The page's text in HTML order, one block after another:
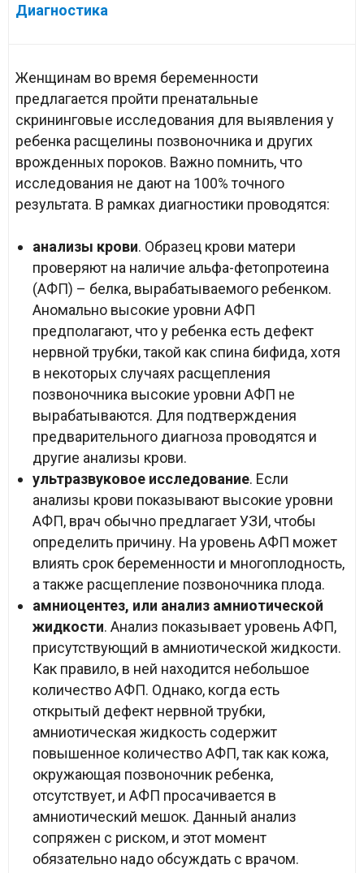
Диагностика
Женщинам во время беременности
предлагается пройти пренатальные
скрининговые исследования для выявления у
ребенка расщелины позвоночника и других
врожденных пороков. Важно помнить, что
исследования не дают на 100% точного
результата. В рамках диагностики проводятся:
анализы крови. Образец крови матери
проверяют на наличие альфа-фетопротеина
(АФП) – белка, вырабатываемого ребенком.
Аномально высокие уровни АФП
предполагают, что у ребенка есть дефект
нервной трубки, такой как спина бифида, хотя
в некоторых случаях расщепления
позвоночника высокие уровни АФП не
вырабатываются. Для подтверждения
предварительного диагноза проводятся и
другие анализы крови.
ультразвуковое исследование. Если
анализы крови показывают высокие уровни
АФП, врач обычно предлагает УЗИ, чтобы
определить причину. На уровень АФП может
влиять срок беременности и многоплодность,
а также расщепление позвоночника плода.
амниоцентез, или анализ амниотической
жидкости. Анализ показывает уровень АФП,
присутствующий в амниотической жидкости.
Как правило, в ней находится небольшое
количество АФП. Однако, когда есть
открытый дефект нервной трубки,
амниотическая жидкость содержит
повышенное количество АФП, так как кожа,
окружающая позвоночник ребенка,
отсутствует, и АФП просачивается в
амниотический мешок. Данный анализ
сопряжен с риском, и этот момент
обязательно надо обсуждать с врачом.